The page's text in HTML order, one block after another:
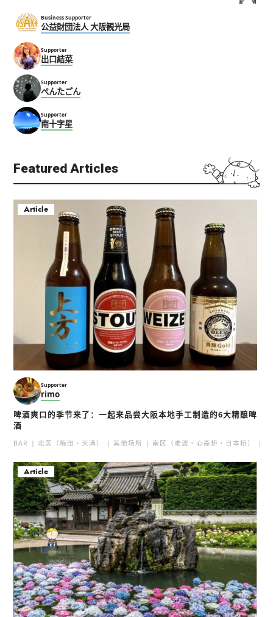
Business Supporter
公益財団法人 大阪観光局
Supporter
出口結菜
Supporter
ぺんたごん
Supporter
南十字星
Featured Articles
Article
Supporter
rimo
啤酒爽口的季节来了：一起来品尝大阪本地手工制造的6大精酿啤
酒
BAR 北区（梅田・天满） 其他场所 南区（难波・心斋桥・日本桥）
Article